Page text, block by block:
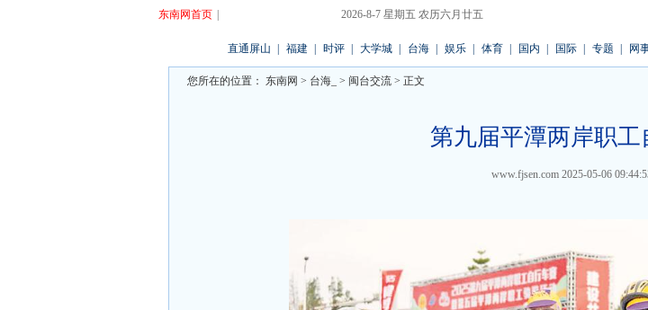
东南网首页 2026-8-7 星期五 农历六月廿五
直通屏山 福建 时评 大学城 台海 娱乐 体育 国内 国际 专题 网
您所在的位置： 东南网 > 台海_ > 闽台交流 > 正文
第九届平潭两岸职工
www.fjsen.com 2025-05-06